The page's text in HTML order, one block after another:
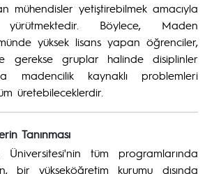
mühendisler yetiştirebilmek amacıyla
Böylece, Maden
yüksek lisans yapan öğrenciler,
gerekse gruplar halinde disiplinler
madencilik kaynaklı problemleri
üretebileceklerdir.
Tanınması
Üniversitesi'nin tüm programlarında
bir yükseköğretim kurumu dışında